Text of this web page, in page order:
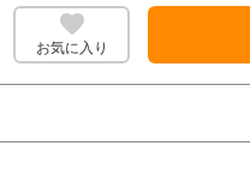
お気に入り